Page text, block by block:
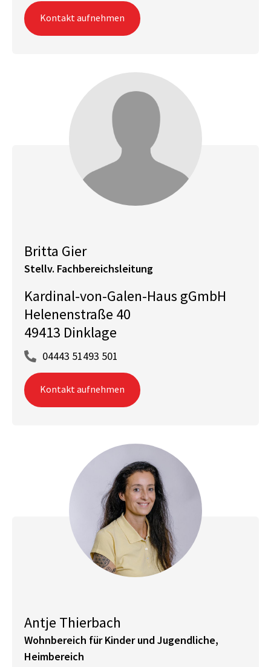
Kontakt aufnehmen
Britta Gier
Stellv. Fachbereichsleitung
Kardinal-von-Galen-Haus gGmbH
Helenenstraße 40
49413 Dinklage
04443 51493 501
Kontakt aufnehmen
Antje Thierbach
Wohnbereich für Kinder und Jugendliche,
Heimbereich